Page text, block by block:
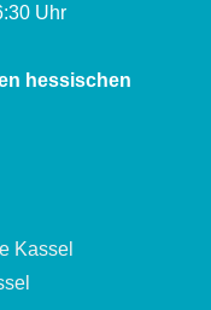
Uhr
hessischen
Kassel